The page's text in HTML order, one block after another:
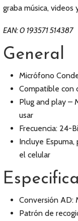
graba música, videos
EAN: 0 193571 514387
General
Micrófono
Compatible con
Plug and play –
usar
Frecuencia: 24-
Incluye
el celular
Conversión AD:
Patrón de